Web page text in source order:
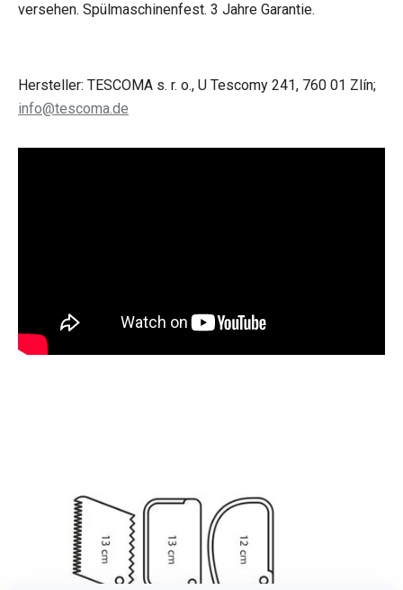
versehen. Spülmaschinenfest. 3 Jahre Garantie.
Hersteller: TESCOMA s. r. o., U Tescomy 241, 760 01 Zlín;
info@tescoma.de